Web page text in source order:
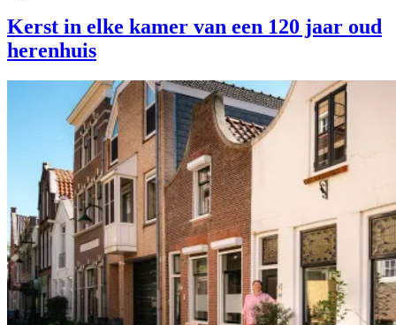
Kerst in elke kamer van een 120 jaar oud
herenhuis